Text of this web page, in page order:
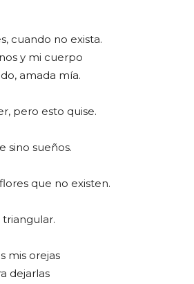
cuando no exista.
y mi cuerpo
amada mía.
pero esto quise.
sino sueños.
que no existen.
mis orejas
dejarlas